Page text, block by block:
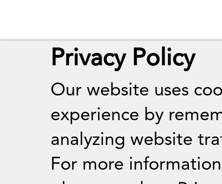
Privacy Policy
Our website uses
experience by
analyzing website
For more